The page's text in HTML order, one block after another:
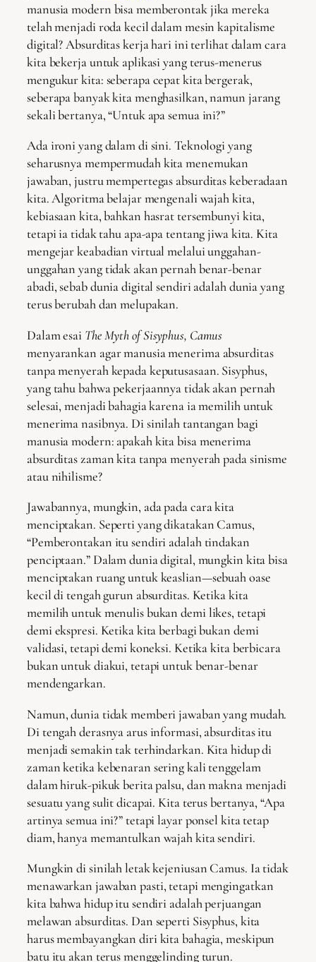
manusia modern bisa memberontak jika mereka
telah menjadi roda kecil dalam mesin kapitalisme
digital? Absurditas kerja hari ini terlihat dalam cara
kita bekerja untuk aplikasi yang terus-menerus
mengukur kita: seberapa cepat kita bergerak,
seberapa banyak kita menghasilkan, namun jarang
sekali bertanya, “Untuk apa semua ini?”
Ada ironi yang dalam di sini. Teknologi yang
seharusnya mempermudah kita menemukan
jawaban, justru mempertegas absurditas keberadaan
kita. Algoritma belajar mengenali wajah kita,
kebiasaan kita, bahkan hasrat tersembunyi kita,
tetapi ia tidak tahu apa-apa tentang jiwa kita. Kita
mengejar keabadian virtual melalui unggahan-
unggahan yang tidak akan pernah benar-benar
abadi, sebab dunia digital sendiri adalah dunia yang
terus berubah dan melupakan.
Dalam esai The Myth of Sisyphus, Camus
menyarankan agar manusia menerima absurditas
tanpa menyerah kepada keputusasaan. Sisyphus,
yang tahu bahwa pekerjaannya tidak akan pernah
selesai, menjadi bahagia karena ia memilih untuk
menerima nasibnya. Di sinilah tantangan bagi
manusia modern: apakah kita bisa menerima
absurditas zaman kita tanpa menyerah pada sinisme
atau nihilisme?
Jawabannya, mungkin, ada pada cara kita
menciptakan. Seperti yang dikatakan Camus,
“Pemberontakan itu sendiri adalah tindakan
penciptaan.” Dalam dunia digital, mungkin kita bisa
menciptakan ruang untuk keaslian—sebuah oase
kecil di tengah gurun absurditas. Ketika kita
memilih untuk menulis bukan demi likes, tetapi
demi ekspresi. Ketika kita berbagi bukan demi
validasi, tetapi demi koneksi. Ketika kita berbicara
bukan untuk diakui, tetapi untuk benar-benar
mendengarkan.
Namun, dunia tidak memberi jawaban yang mudah.
Di tengah derasnya arus informasi, absurditas itu
menjadi semakin tak terhindarkan. Kita hidup di
zaman ketika kebenaran sering kali tenggelam
dalam hiruk-pikuk berita palsu, dan makna menjadi
sesuatu yang sulit dicapai. Kita terus bertanya, “Apa
artinya semua ini?” tetapi layar ponsel kita tetap
diam, hanya memantulkan wajah kita sendiri.
Mungkin di sinilah letak kejeniusan Camus. Ia tidak
menawarkan jawaban pasti, tetapi mengingatkan
kita bahwa hidup itu sendiri adalah perjuangan
melawan absurditas. Dan seperti Sisyphus, kita
harus membayangkan diri kita bahagia, meskipun
batu itu akan terus menggelinding turun.